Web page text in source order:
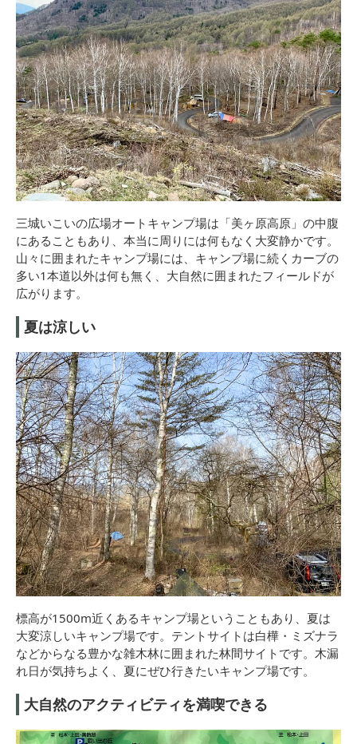
三城いこいの広場オートキャンプ場は「美ヶ原高原」の中腹
にあることもあり、本当に周りには何もなく大変静かです。
山々に囲まれたキャンプ場には、キャンプ場に続くカーブの
多い1本道以外は何も無く、大自然に囲まれたフィールドが
広がります。
夏は涼しい
標高が1500m近くあるキャンプ場ということもあり、夏は
大変涼しいキャンプ場です。テントサイトは白樺・ミズナラ
などからなる豊かな雑木林に囲まれた林間サイトです。木漏
れ日が気持ちよく、夏にぜひ行きたいキャンプ場です。
大自然のアクティビティを満喫できる